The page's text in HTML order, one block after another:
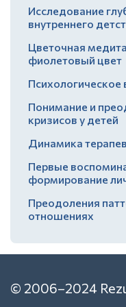
Исследование
внутреннего
Цветочная
фиолетовый цвет
Психологическое
Понимание и
кризисов у детей
Динамика
Первые
формирование
Преодоления
отношениях
© 2006–2024